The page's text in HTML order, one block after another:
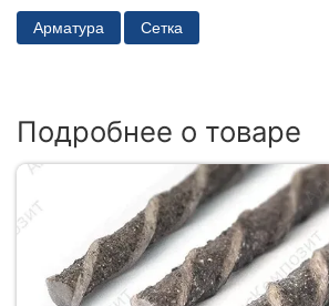
Арматура Сетка
Подробнее о товаре